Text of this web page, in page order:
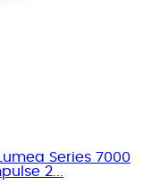
Series 7000
2...